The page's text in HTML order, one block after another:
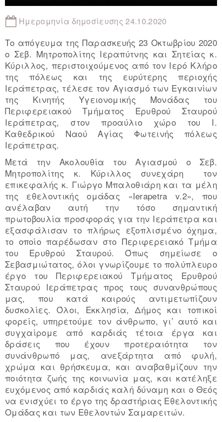
Ημερομηνία δημοσίευσης 24.10.2020
Το απόγευμα της Παρασκευής 23 Οκτωβρίου 2020
ο Σεβ. Μητροπολίτης Ιεραπύτνης και Σητείας κ.
Κύριλλος, περιστοιχούμενος από τον Ιερό Κλήρο
της πόλεως και της ευρύτερης περιοχής
Ιεράπετρας, τέλεσε τον Αγιασμό των Εγκαινίων
της Κινητής Υγειονομικής Μονάδας του
Περιφερειακού Τμήματος Ερυθρού Σταυρού
Ιεράπετρας, στον προαύλιο χώρο του Ι.
Καθεδρικού Ναού Αγίας Φωτεινής πόλεως
Ιεράπετρας.
Μετά την Ακολουθία του Αγιασμού ο Σεβ.
Μητροπολίτης κ. Κύριλλος συνεχάρη τον
επικεφαλής κ. Γιώργο Μπαλοθιάρη και τα μέλη
της εθελοντικής ομάδας «Ierapetra v.2», που
ανέλαβαν αυτή την τόσο σημαντική
πρωτοβουλία προσφοράς για την Ιεράπετρα και
εξασφάλισαν το πλήρως εξοπλισμένο όχημα,
το οποίο παρέδωσαν στο Περιφερειακό Τμήμα
του Ερυθρού Σταυρού. Όπως σημείωσε ο
Σεβασμιώτατος, όλοι γνωρίζουμε το πολύπλευρο
έργο του Περιφερειακού Τμήματος Ερυθρού
Σταυρού Ιεράπετρας προς τους συνανθρώπους
μας, που κατά καιρούς αντιμετωπίζουν
δυσκολίες. Όλοι, Εκκλησία, Δήμος και τοπικοί
φορείς, υπηρετούμε τον άνθρωπο, γι’ αυτό και
συγχαίρομε από καρδιάς τέτοια έργα και
δράσεις που έχουν προτεραιότητα τον
συνάνθρωπό μας, ανεξάρτητα από φυλή,
χρώμα και θρήσκευμα, και αναβαθμίζουν την
ποιότητα ζωής της κοινωνία μας, και κατέληξε
ευχόμενος από καρδιάς καλή δύναμη και ο Θεός
να ενισχύει το έργο της δραστήριας Εθελοντικής
Ομάδας και των Εθελοντών Σαμαρειτών.